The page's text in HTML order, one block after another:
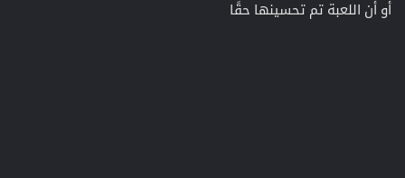
أو أن اللعبة تم تحسينها حقًا